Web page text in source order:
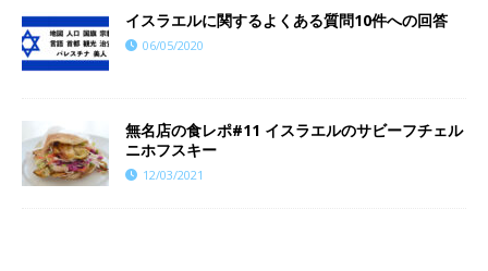
イスラエルに関するよくある質問10件への回答
06/05/2020
無名店の食レポ#11 イスラエルのサビーフチェル
ニホフスキー
12/03/2021